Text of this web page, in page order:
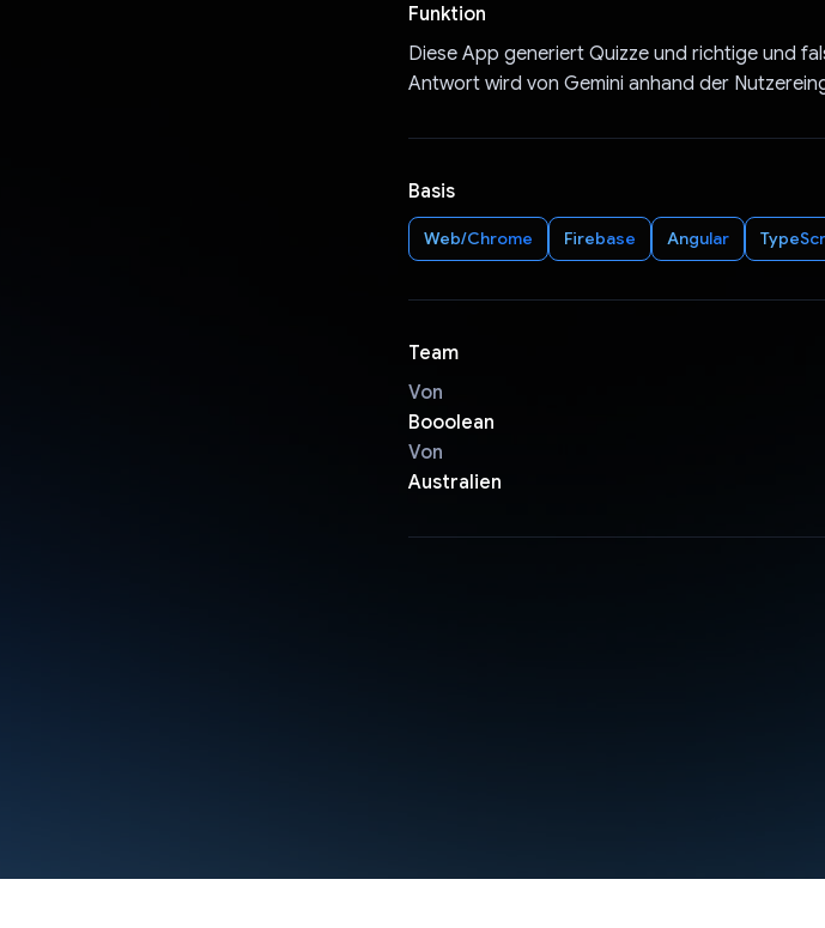
Funktion
Diese App generiert Quizze und richtige und
Antwort wird von Gemini anhand der
Basis
Web/Chrome Firebase Angular
Team
Von
Booolean
Von
Australien